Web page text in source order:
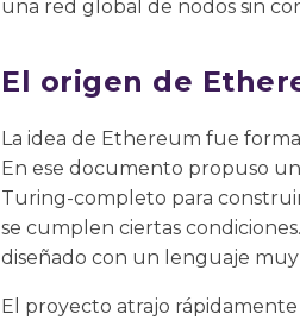
una red global de nodos sin
El origen de
La idea de Ethereum fue
En ese documento propuso
Turing-completo para
se cumplen ciertas
diseñado con un lenguaje
El proyecto atrajo